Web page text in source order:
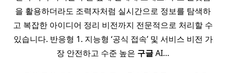
을 활용하더라도 조력자처럼 실시간으로 정보를 탐색하
고 복잡한 아이디어 정리 비전까지 전문적으로 처리할 수
있습니다. 반응형 1. 지능형 ‘공식 접속’ 및 서비스 비전 가
장 안전하고 수준 높은 구글AI…